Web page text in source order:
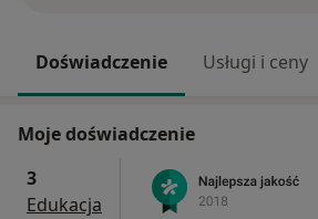
Doświadczenie Usługi i ceny
Moje doświadczenie
3
Edukacja